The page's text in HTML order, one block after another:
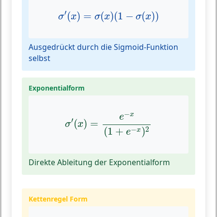
σ′(x) = σ(x)(1 − σ(x))
σ (x (x )(1 x)
Ausgedrückt durch die Sigmoid-Funktion
selbst
Exponentialform
σ′(x) =
e−x
(1 + e−x )2
+e−
Direkte Ableitung der Exponentialform
Kettenregel Form